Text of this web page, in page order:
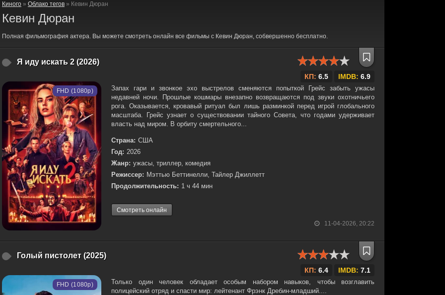
Киного » Облако тегов » Кевин Дюран
Кевин Дюран
Полная фильмография актера. Вы можете смотреть онлайн все фильмы с Кевин Дюран, собвершенно бесплатно.
Я иду искать 2 (2026)
КП: 6.5 IMDB: 6.9
11-04-2026, 20:22
FHD (1080p)
Запах гари и звонкое эхо выстрелов сменяются попыткой Грейс забыть ужасы
недавней ночи. Прошлые кошмары внезапно возвращаются под звуки охотничьего
рога. Оказывается, кровавый ритуал был лишь разминкой перед игрой глобального
масштаба. Грейс узнает о существовании тайного Совета, что годами удерживает
власть над миром. В орбиту смертельного...
Страна: США
Год: 2026
Жанр: ужасы, триллер, комедия
Режиссер: Мэттью Беттинелли, Тайлер Джиллетт
Продолжительность: 1 ч 44 мин
Смотреть онлайн
Голый пистолет (2025)
КП: 6.4 IMDB: 7.1
FHD (1080p)
Только один человек обладает особым набором навыков, чтобы возглавить
полицейский отряд и спасти мир: лейтенант Фрэнк Дребин-младший....